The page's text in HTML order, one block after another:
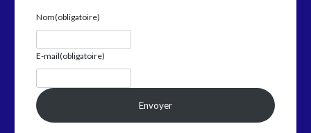
Nom(obligatoire)
E-mail(obligatoire)
Envoyer